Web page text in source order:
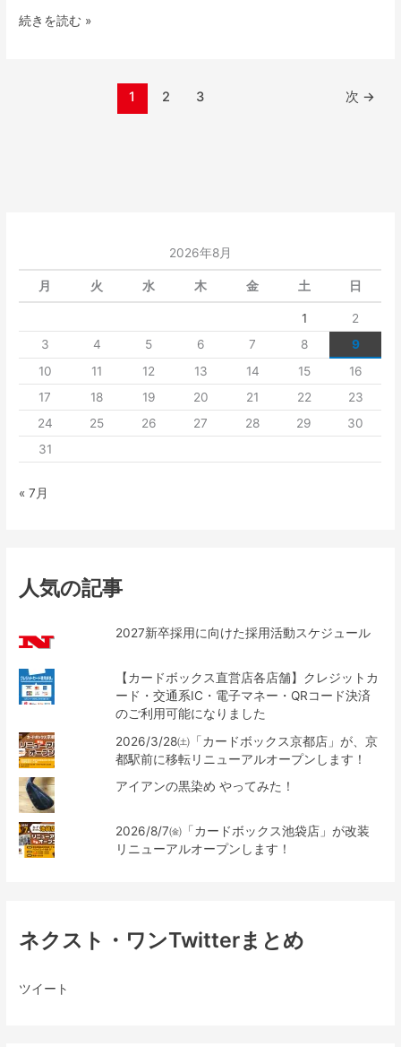
続きを読む »
1 2 3 次 →
2026年8月
月 火 水 木 金 土 日
1
2
3
4 5 6 7 8
9
10
11 12 13 14 15
16
17
18 19 20 21 22
23
24
25 26 27 28 29
30
31
« 7月
人気の記事
2027新卒採用に向けた採用活動スケジュール
【カードボックス直営店各店舗】クレジットカ
ード・交通系IC・電子マネー・QRコード決済
のご利用可能になりました
2026/3/28㈯「カードボックス京都店」が、京
都駅前に移転リニューアルオープンします！
アイアンの黒染め やってみた！
2026/8/7㈮「カードボックス池袋店」が改装
リニューアルオープンします！
ネクスト・ワンTwitterまとめ
ツイート